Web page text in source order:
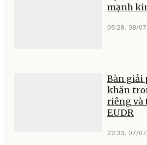
mạnh
05:28, 08/
Bàn giải
khăn
riêng và
EUDR
22:33, 07/